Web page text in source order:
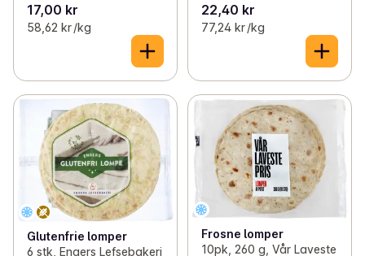
17,00 kr
58,62 kr /kg
22,40 kr
77,24 kr /kg
Glutenfrie lomper
6 stk, Engers Lefsebakeri
Frosne lomper
10pk, 260 g, Vår Laveste